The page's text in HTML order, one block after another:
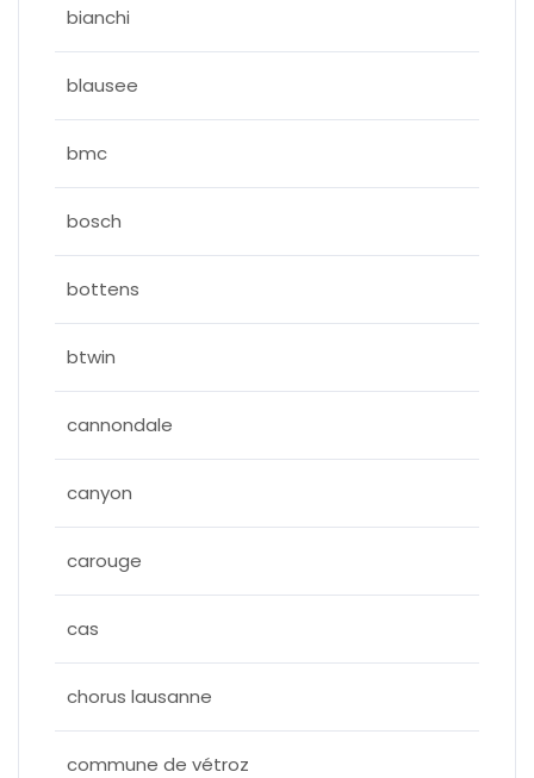
bianchi
blausee
bmc
bosch
bottens
btwin
cannondale
canyon
carouge
cas
chorus lausanne
commune de vétroz